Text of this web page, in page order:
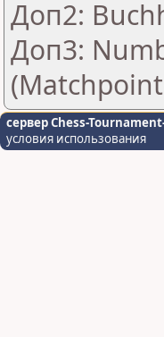
Доп2:
Доп3:
сервер Chess-
условия использования